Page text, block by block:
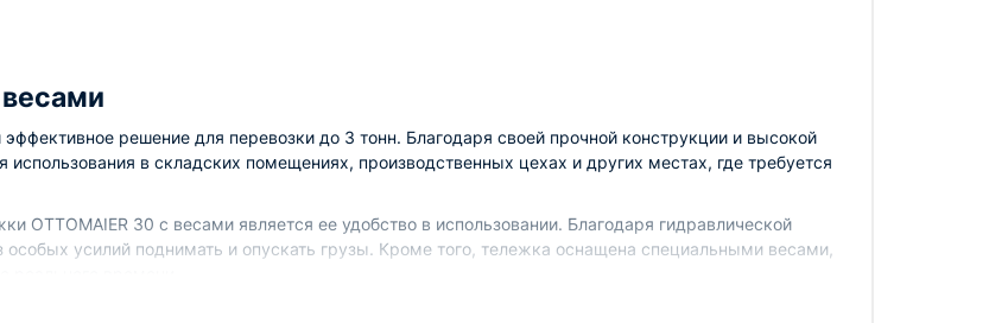
решение для перевозки до 3 тонн. Благодаря своей прочной конструкции и высокой
в складских помещениях, производственных цехах и других местах, где требуется
ОTTOМAIER 30 с весами является ее удобство в использовании. Благодаря гидравлической
усилий поднимать и опускать грузы. Кроме того, тележка оснащена специальными весами,
высокой маневренностью и легкостью в управлении. Благодаря своим компактным размерам